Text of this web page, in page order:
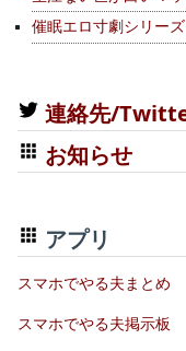
催眠エロ寸劇シリーズ
連絡先/
お知らせ
アプリ
スマホでやる夫まとめ
スマホでやる夫掲示板